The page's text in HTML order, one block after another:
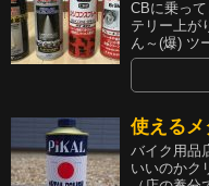
CBに乗っ
テリー上が
ん～(爆) ツ
使える
バイク用品
いいのかク